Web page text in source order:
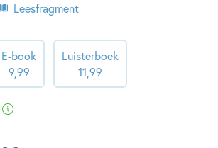
Leesfragment
E-book
9,99
Luisterboek
11,99